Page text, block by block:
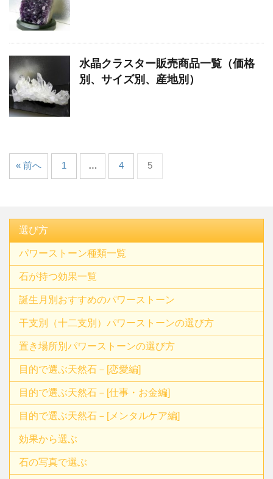
水晶クラスター販売商品一覧（価格
別、サイズ別、産地別）
« 前へ 1 … 4 5
選び方
パワーストーン種類一覧
石が持つ効果一覧
誕生月別おすすめのパワーストーン
干支別（十二支別）パワーストーンの選び方
置き場所別パワーストーンの選び方
目的で選ぶ天然石－[恋愛編]
目的で選ぶ天然石－[仕事・お金編]
目的で選ぶ天然石－[メンタルケア編]
効果から選ぶ
石の写真で選ぶ